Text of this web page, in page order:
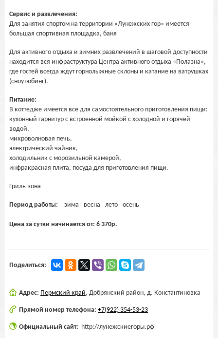
Сервис и развлечения:
Для занятия спортом на территории «Лунежских гор» имеется
большая спортивная площадка, баня
Для активного отдыха и зимних развлечений в шаговой доступности
находится вся инфраструктура Центра активного отдыха «Полазна»,
где гостей всегда ждут горнолыжные склоны и катание на ватрушках
(сноутюбинг).
Питание:
В коттедже имеется все для самостоятельного приготовления пищи:
кухонный гарнитур с встроенной мойкой с холодной и горячей
водой,
микроволновая печь,
электрический чайник,
холодильник с морозильной камерой,
инфракрасная плита, посуда для приготовления пищи.
Гриль-зона
Период работы: зима весна лето осень
Цена за сутки начинается от: 6 370р.
Поделиться:
Адрес: Пермский край, Добрянский район, д. Константиновка
Прямой номер телефона: +7(922) 354-53-23
Официальный сайт: http://лунежскиегоры.рф